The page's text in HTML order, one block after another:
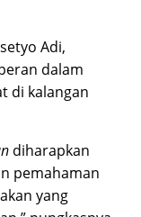
Adi,
dalam
di kalangan
diharapkan
pemahaman
yang